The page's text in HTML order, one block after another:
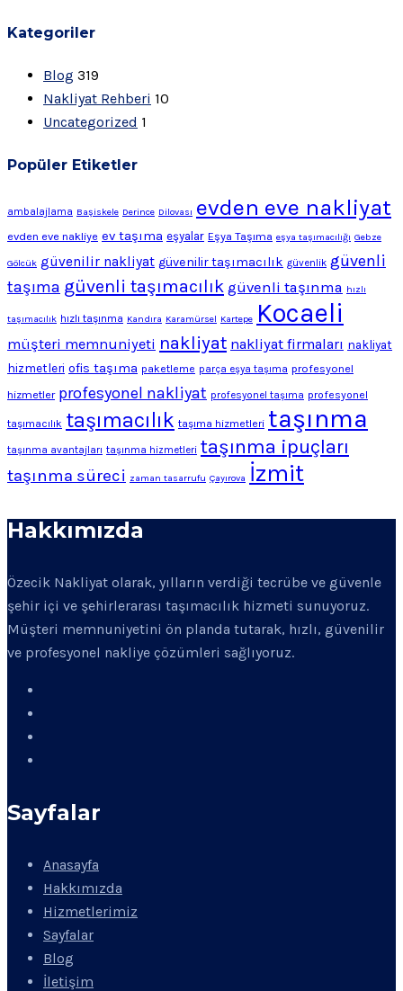
Kategoriler
Blog 319
Nakliyat Rehberi 10
Uncategorized 1
Popüler Etiketler
ambalajlama Başiskele Derince Dilovası evden eve nakliyat
evden eve nakliye ev taşıma eşyalar Eşya Taşıma eşya taşımacılığı Gebze
Gölcük güvenilir nakliyat güvenilir taşımacılık güvenlik güvenli
taşıma güvenli taşımacılık güvenli taşınma hızlı
taşımacılık hızlı taşınma Kandıra Karamürsel Kartepe Kocaeli
müşteri memnuniyeti nakliyat nakliyat firmaları nakliyat
hizmetleri ofis taşıma paketleme parça eşya taşıma profesyonel
hizmetler profesyonel nakliyat profesyonel taşıma profesyonel
taşımacılık taşımacılık taşıma hizmetleri taşınma
taşınma avantajları taşınma hizmetleri taşınma ipuçları
taşınma süreci zaman tasarrufu Çayırova İzmit
Hakkımızda
Özecik Nakliyat olarak, yılların verdiği tecrübe ve güvenle
şehir içi ve şehirlerarası taşımacılık hizmeti sunuyoruz.
Müşteri memnuniyetini ön planda tutarak, hızlı, güvenilir
ve profesyonel nakliye çözümleri sağlıyoruz.
Sayfalar
Anasayfa
Hakkımızda
Hizmetlerimiz
Sayfalar
Blog
İletişim